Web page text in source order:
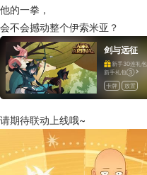
他的一拳，
会不会撼动整个伊索米亚？
剑与远征
新手30连礼包
新手礼包③
卡牌
放置
请期待联动上线哦~